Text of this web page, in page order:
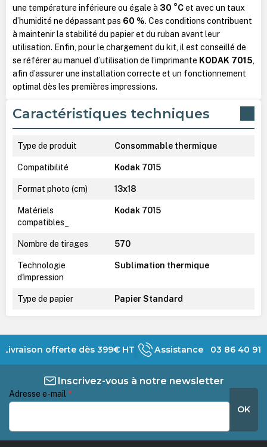
une température inférieure ou égale à 30 °Cet avec un taux
d’humidité ne dépassant pas 60 %. Ces conditions contribuent
à maintenir la stabilité du papier et du ruban avant leur
utilisation. Enfin, pour le chargement du kit, il est conseillé de
se référer au manuel d’utilisation de l’imprimante KODAK 7015,
afin d’assurer une installation correcte et un fonctionnement
optimal dès les premières impressions.
Caractéristiques techniques
Type de produit Consommable thermique
Compatibilité Kodak 7015
Format photo (cm) 13x18
Matériels
compatibles_
Kodak 7015
Nombre de tirages 570
Technologie
d'impression
Sublimation thermique
Type de papier Papier Standard
Livraison offerte dès 399€ HT Assistance 03 86 40 91
Inscrivez-vous à notre newsletter
Adresse e-mail *
OK